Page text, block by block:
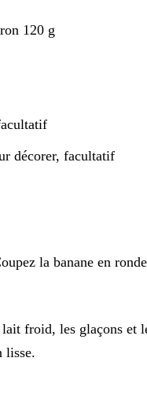
120 g
décorer, facultatif
la banane en
froid, les glaçons et
lisse.